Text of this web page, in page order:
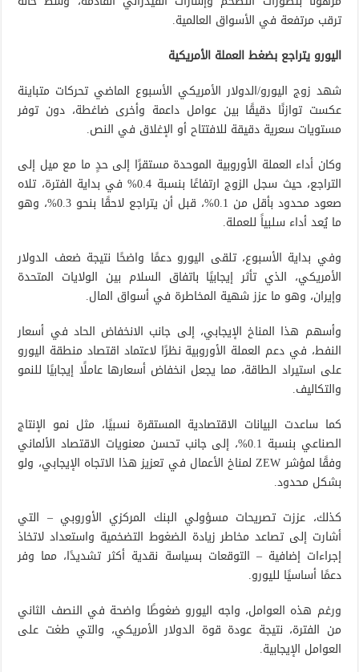
ترقب مرتفعة في الأسواق العالمية.
اليورو يتراجع بضغط العملة الأمريكية
شهد زوج اليورو/الدولار الأمريكي الأسبوع الماضي تحركات متباينة
عكست توازنًا دقيقًا بين عوامل داعمة وأخرى ضاغطة، دون توفر
مستويات سعرية دقيقة للافتتاح أو الإغلاق في النص.
وكان أداء العملة الأوروبية الموحدة مستقرًا إلى حدٍ ما مع ميل إلى
التراجع، حيث سجل الزوج ارتفاعًا بنسبة 0.4% في بداية الفترة، تلاه
صعود محدود بأقل من 0.1%، قبل أن يتراجع لاحقًا بنحو 0.3%، وهو
ما يُعد أداء سلبياً للعملة.
وفي بداية الأسبوع، تلقى اليورو دعمًا واضحًا نتيجة ضعف الدولار
الأمريكي، الذي تأثر إيجابيًا باتفاق السلام بين الولايات المتحدة
وإيران، وهو ما عزز شهية المخاطرة في أسواق المال.
وأسهم هذا المناخ الإيجابي، إلى جانب الانخفاض الحاد في أسعار
النفط، في دعم العملة الأوروبية نظرًا لاعتماد اقتصاد منطقة اليورو
على استيراد الطاقة، مما يجعل انخفاض أسعارها عاملًا إيجابيًا للنمو
والتكاليف.
كما ساعدت البيانات الاقتصادية المستقرة نسبيًا، مثل نمو الإنتاج
الصناعي بنسبة 0.1%، إلى جانب تحسن معنويات الاقتصاد الألماني
وفقًا لمؤشر ZEW لمناخ الأعمال في تعزيز هذا الاتجاه الإيجابي، ولو
بشكل محدود.
كذلك، عززت تصريحات مسؤولي البنك المركزي الأوروبي – التي
أشارت إلى تصاعد مخاطر زيادة الضغوط التضخمية واستعداد لاتخاذ
إجراءات إضافية – التوقعات بسياسة نقدية أكثر تشديدًا، مما وفر
دعمًا أساسيًا لليورو.
ورغم هذه العوامل، واجه اليورو ضغوطًا واضحة في النصف الثاني
من الفترة، نتيجة عودة قوة الدولار الأمريكي، والتي طغت على
العوامل الإيجابية.